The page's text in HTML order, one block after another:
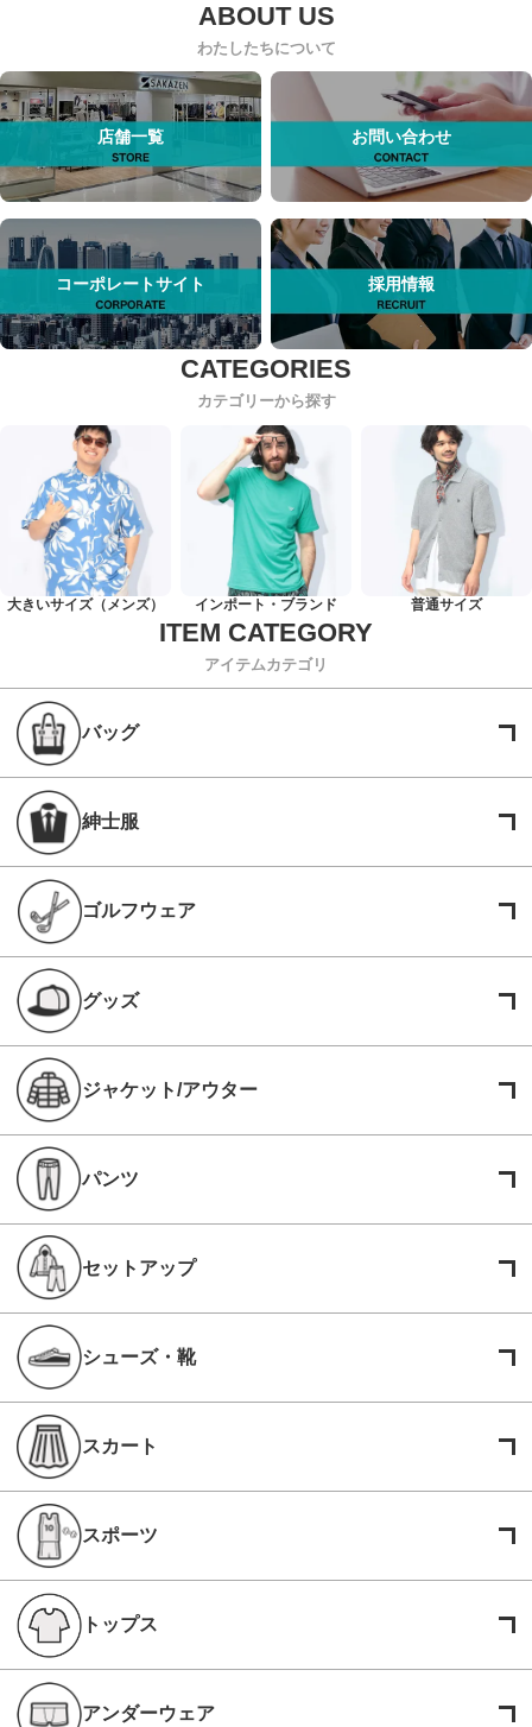
わたしたちについて
店舗一覧 お問い合わせ
コーポレートサイト 採用情報
カテゴリーから探す
大きいサイズ（メンズ） インポート・ブランド 普通サイズ
アイテムカテゴリ
バッグ
紳士服
ゴルフウェア
グッズ
ジャケット/アウター
パンツ
セットアップ
シューズ・靴
スカート
スポーツ
トップス
アンダーウェア